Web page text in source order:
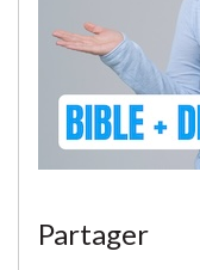
Partager